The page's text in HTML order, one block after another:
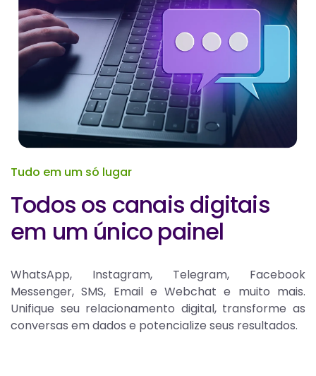
Tudo em um só lugar
Todos os canais digitais
em um único painel
WhatsApp, Instagram, Telegram, Facebook
Messenger, SMS, Email e Webchat e muito mais.
Unifique seu relacionamento digital, transforme as
conversas em dados e potencialize seus resultados.